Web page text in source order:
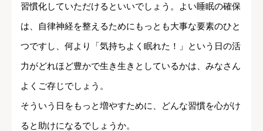
習慣化していただけるといいでしょう。よい睡眠の確保
は、自律神経を整えるためにもっとも大事な要素のひと
つですし、何より「気持ちよく眠れた！」という日の活
力がどれほど豊かで生き生きとしているかは、みなさん
よくご存じでしょう。
そういう日をもっと増やすために、どんな習慣を心がけ
ると助けになるでしょうか。